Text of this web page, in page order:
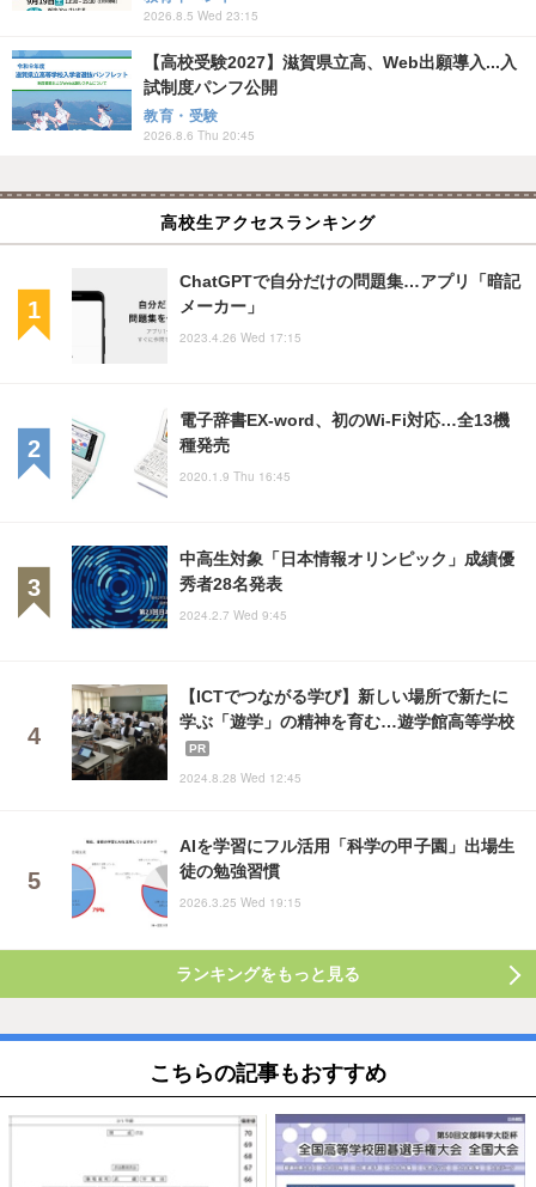
2026.8.5 Wed 23:15
【高校受験2027】滋賀県立高、Web出願導入...入
試制度パンフ公開
教育・受験
2026.8.6 Thu 20:45
高校生アクセスランキング
ChatGPTで自分だけの問題集…アプリ「暗記
メーカー」
2023.4.26 Wed 17:15
電子辞書EX-word、初のWi-Fi対応…全13機
種発売
2020.1.9 Thu 16:45
中高生対象「日本情報オリンピック」成績優
秀者28名発表
2024.2.7 Wed 9:45
【ICTでつながる学び】新しい場所で新たに
学ぶ「遊学」の精神を育む…遊学館高等学校
PR
2024.8.28 Wed 12:45
AIを学習にフル活用「科学の甲子園」出場生
徒の勉強習慣
2026.3.25 Wed 19:15
ランキングをもっと見る
こちらの記事もおすすめ